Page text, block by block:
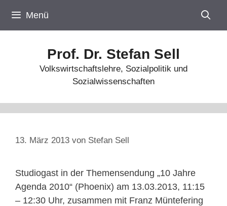
Inhalt
springen
Menü
Prof. Dr. Stefan Sell
Volkswirtschaftslehre, Sozialpolitik und
Sozialwissenschaften
13. März 2013 von Stefan Sell
Studiogast in der Themensendung „10 Jahre
Agenda 2010“ (Phoenix) am 13.03.2013, 11:15
– 12:30 Uhr, zusammen mit Franz Müntefering